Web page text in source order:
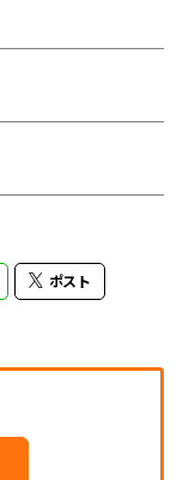
ポスト